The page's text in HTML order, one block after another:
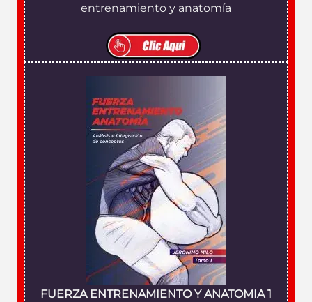
entrenamiento y anatomía
FUERZA ENTRENAMIENTO Y ANATOMIA 1